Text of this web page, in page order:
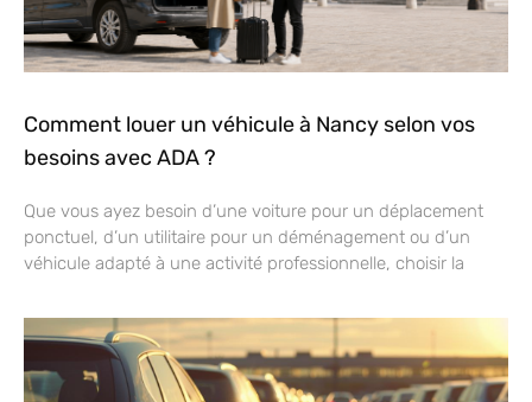
Comment louer un véhicule à Nancy selon vos
besoins avec ADA ?
Que vous ayez besoin d’une voiture pour un déplacement
ponctuel, d’un utilitaire pour un déménagement ou d’un
véhicule adapté à une activité professionnelle, choisir la